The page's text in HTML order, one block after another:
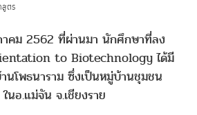
สูตร
าคม 2562 ที่ผ่านมา นักศึกษาที่ลง
to Biotechnology ได้มี
นโพธนาราม ซึ่งเป็นหมู่บ้านชุมชน
อ.แม่จัน จ.เชียงราย